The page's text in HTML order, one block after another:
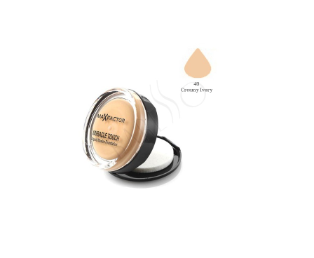
Joico Blonde Life Violet Conditioner 250ml - Balsam